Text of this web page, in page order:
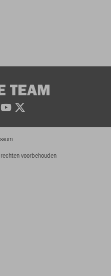
TEAM
voorbehouden